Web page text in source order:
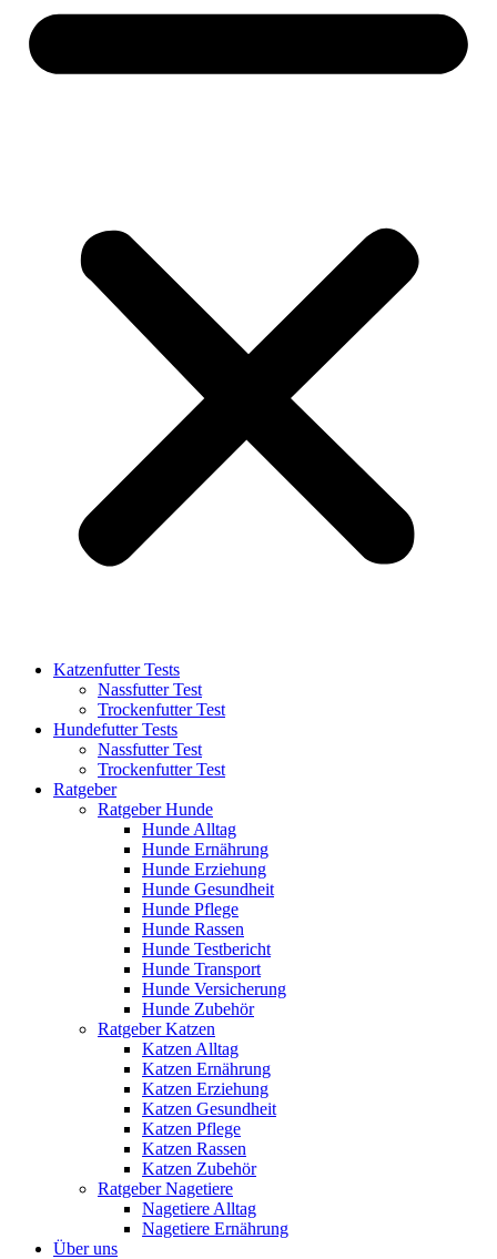
Katzenfutter Tests
Nassfutter Test
Trockenfutter Test
Hundefutter Tests
Nassfutter Test
Trockenfutter Test
Ratgeber
Ratgeber Hunde
Hunde Alltag
Hunde Ernährung
Hunde Erziehung
Hunde Gesundheit
Hunde Pflege
Hunde Rassen
Hunde Testbericht
Hunde Transport
Hunde Versicherung
Hunde Zubehör
Ratgeber Katzen
Katzen Alltag
Katzen Ernährung
Katzen Erziehung
Katzen Gesundheit
Katzen Pflege
Katzen Rassen
Katzen Zubehör
Ratgeber Nagetiere
Nagetiere Alltag
Nagetiere Ernährung
Über uns